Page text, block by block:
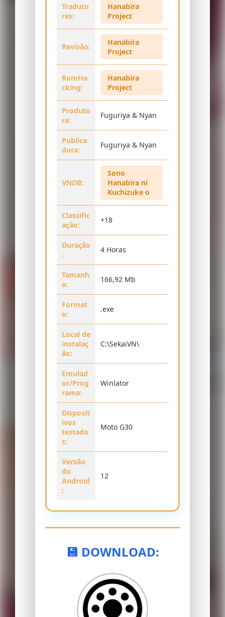
Traduto
res:
Hanabira
Project
Revisão:
Hanabira
Project
RomHa
cking:
Hanabira
Project
Produto
ra:
Fuguriya & Nyan
Publica
dora:
Fuguriya & Nyan
VNDB:
Sono
Hanabira ni
Kuchizuke o
Classific
ação:
+18
Duração
:
4 Horas
Tamanh
o:
166,92 Mb
Format
o:
.exe
Local de
instalaç
ão:
C:\SekaiVN\
Emulad
or/Prog
rama:
Winlator
Disposit
ivos
testado
s:
Moto G30
Versão
do
Android
:
12
💾 DOWNLOAD: